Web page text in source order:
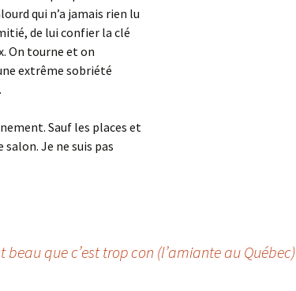
qui n’a jamais rien lu
de lui confier la clé
On tourne et on
extrême sobriété
Sauf les places et
Je ne suis pas
beau que c’est trop con (l’amiante au Québec)